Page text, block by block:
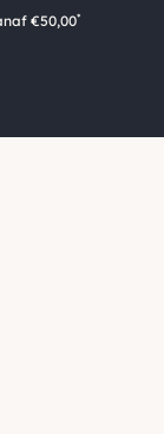
€50,00*